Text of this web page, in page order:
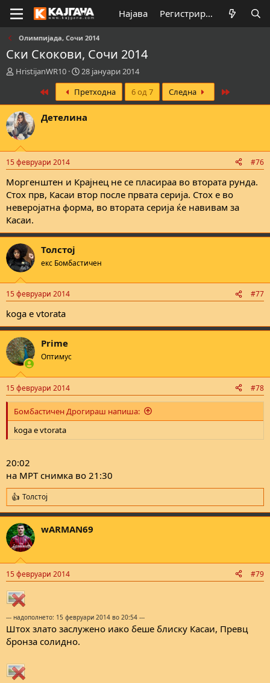
Најава Регистрирај се
Олимпијада, Сочи 2014
Ски Скокови, Сочи 2014
К
а
т
о
р
н
а
т
е
м
а
т
а
HristijanWR10
В
р
е
м
е
п
о
ч
н
у
а
28 јануари 2014
Претходна 6 од 7 Следна
Детелина
15 февруари 2014 #76
Моргенштен и Крајнец не се пласираа во втората рунда.
Стох прв, Касаи втор после првата серија. Стох е во
неверојатна форма, во втората серија ќе навивам за
Касаи.
Толстој
екс Бомбастичен
15 февруари 2014 #77
koga e vtorata
Prime
Оптимус
15 февруари 2014 #78
Бомбастичен Дрогираш напиша:
koga e vtorata
20:02
на МРТ снимка во 21:30
R
e
a
c
t
i
s
Толстој
wARMAN69
15 февруари 2014 #79
--- надополнето: 15 февруари 2014 во 20:54 ---
Штох злато заслужено иако беше блиску Касаи, Превц
бронза солидно.